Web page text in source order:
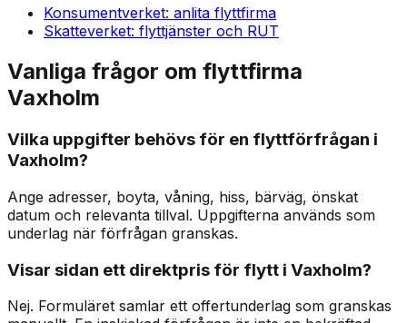
Konsumentverket: anlita flyttfirma
Skatteverket: flyttjänster och RUT
Vanliga frågor om flyttfirma
Vaxholm
Vilka uppgifter behövs för en flyttförfrågan i
Vaxholm?
Ange adresser, boyta, våning, hiss, bärväg, önskat
datum och relevanta tillval. Uppgifterna används som
underlag när förfrågan granskas.
Visar sidan ett direktpris för flytt i Vaxholm?
Nej. Formuläret samlar ett offertunderlag som granskas